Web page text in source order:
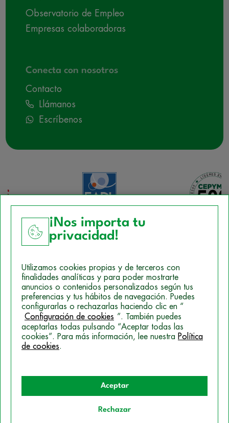
Observatorio de Empleo
Empresas colaboradoras
Conecta con nosotros
Contacto
Llámanos
Escríbenos
Política de Cookies
Mapa del sitio
Politica de Privacidad
© 2026 Campus Training
¡Nos importa tu
privacidad!
Utilizamos cookies propias y de terceros con
finalidades analíticas y para poder mostrarte
anuncios o contenidos personalizados según tus
preferencias y tus hábitos de navegación. Puedes
configurarlas o rechazarlas haciendo clic en “
Configuración de cookies ”. También puedes
aceptarlas todas pulsando “Aceptar todas las
cookies”. Para más información, lee nuestra Política
de cookies.
Aceptar
Rechazar